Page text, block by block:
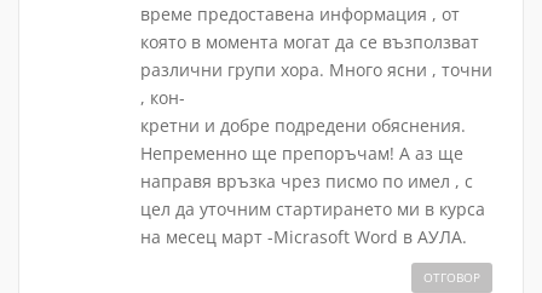
време предоставена информация , от
която в момента могат да се възползват
различни групи хора. Много ясни , точни
, кон-
кретни и добре подредени обяснения.
Непременно ще препоръчам! А аз ще
направя връзка чрез писмо по имел , с
цел да уточним стартирането ми в курса
на месец март -Micrasoft Word в АУЛА.
ОТГОВОР